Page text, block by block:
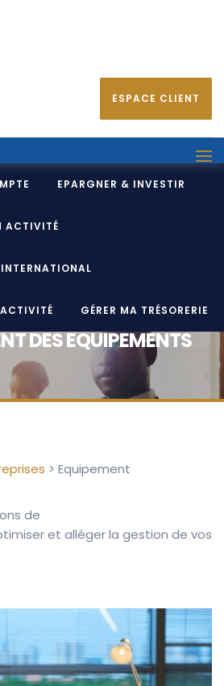
ESPACE CLIENT
EPARGNER & INVESTIR
ACTIVITÉ
GÉRER MA TRÉSORERIE
DES ÉQUIPEMENTS
> Equipement
de
et alléger la gestion de vos